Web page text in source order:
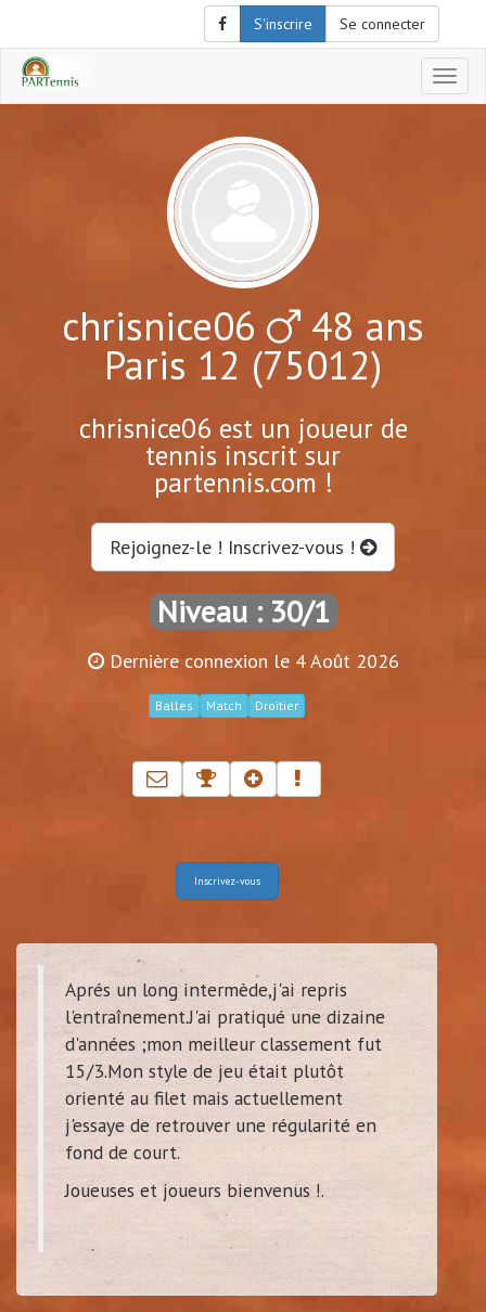
S'inscrire Se connecter
le
chrisnice06 48 ans
Paris 12 (75012)
chrisnice06 est un joueur de
tennis inscrit sur
partennis.com !
Rejoignez-le ! Inscrivez-vous !
Niveau : 30/1
Dernière connexion le 4 Août 2026
Balles Match Droitier
Inscrivez-vous
Aprés un long intermède,j'ai repris
l'entraînement.J'ai pratiqué une dizaine
d'années ;mon meilleur classement fut
15/3.Mon style de jeu était plutôt
orienté au filet mais actuellement
j'essaye de retrouver une régularité en
fond de court.
Joueuses et joueurs bienvenus !.